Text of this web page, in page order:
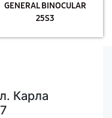
GENERAL BINOCULAR
25S3
Карла